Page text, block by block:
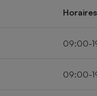
Horaires
09:00-
09:00-